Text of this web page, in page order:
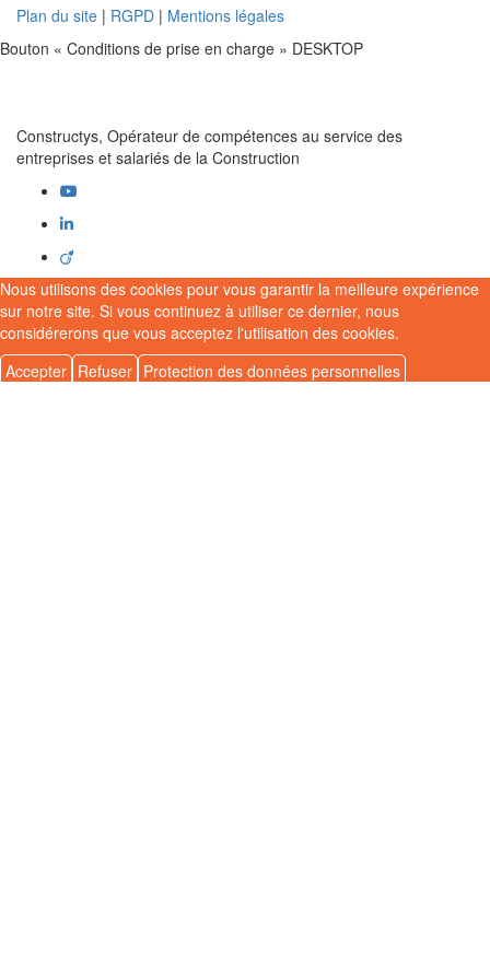
Plan du site | RGPD | Mentions légales
Bouton « Conditions de prise en charge » DESKTOP
Constructys, Opérateur de compétences au service des
entreprises et salariés de la Construction
Nous utilisons des cookies pour vous garantir la meilleure expérience
sur notre site. Si vous continuez à utiliser ce dernier, nous
considérerons que vous acceptez l'utilisation des cookies.
Accepter Refuser Protection des données personnelles